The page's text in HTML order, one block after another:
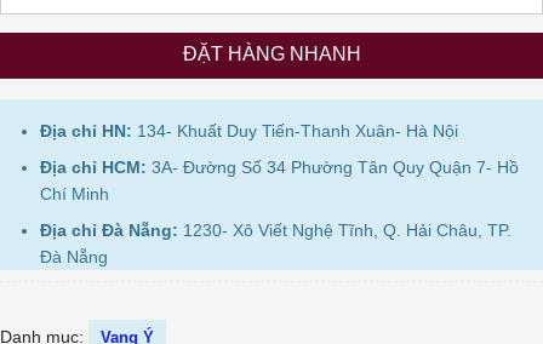
ĐẶT HÀNG NHANH
Địa chỉ HN: 134- Khuất Duy Tiến-Thanh Xuân- Hà Nội
Địa chỉ HCM: 3A- Đường Số 34 Phường Tân Quy Quận 7- Hồ
Chí Minh
Địa chỉ Đà Nẵng: 1230- Xô Viết Nghệ Tĩnh, Q. Hải Châu, TP.
Đà Nẵng
Danh mục: Vang Ý